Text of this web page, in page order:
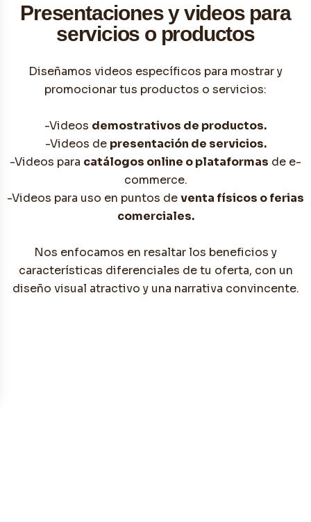
Presentaciones y videos para
servicios o productos
Diseñamos videos específicos para mostrar y
promocionar tus productos o servicios:
-Videos demostrativos de productos.
-Videos de presentación de servicios.
-Videos para catálogos online o plataformas de e-
commerce.
-Videos para uso en puntos deventa físicos o ferias
comerciales.
Nos enfocamos en resaltar los beneficios y
características diferenciales de tu oferta, con un
diseño visual atractivo y una narrativa convincente.